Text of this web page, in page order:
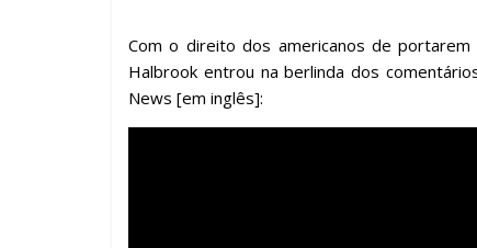
Com o direito dos americanos de
Halbrook entrou na berlinda dos
News [em inglês]: